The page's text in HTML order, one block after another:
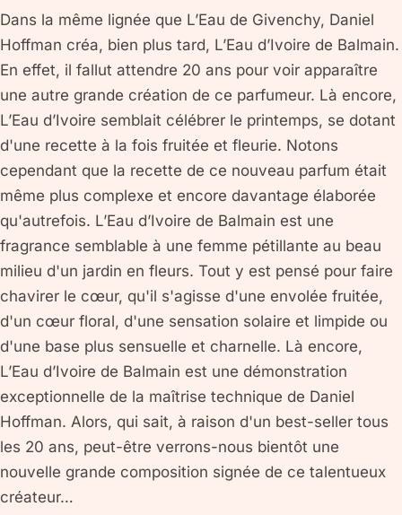
Dans la même lignée que L’Eau de Givenchy, Daniel
Hoffman créa, bien plus tard, L’Eau d’Ivoire de Balmain.
En effet, il fallut attendre 20 ans pour voir apparaître
une autre grande création de ce parfumeur. Là encore,
L’Eau d’Ivoire semblait célébrer le printemps, se dotant
d'une recette à la fois fruitée et fleurie. Notons
cependant que la recette de ce nouveau parfum était
même plus complexe et encore davantage élaborée
qu'autrefois. L’Eau d’Ivoire de Balmain est une
fragrance semblable à une femme pétillante au beau
milieu d'un jardin en fleurs. Tout y est pensé pour faire
chavirer le cœur, qu'il s'agisse d'une envolée fruitée,
d'un cœur floral, d'une sensation solaire et limpide ou
d'une base plus sensuelle et charnelle. Là encore,
L’Eau d’Ivoire de Balmain est une démonstration
exceptionnelle de la maîtrise technique de Daniel
Hoffman. Alors, qui sait, à raison d'un best-seller tous
les 20 ans, peut-être verrons-nous bientôt une
nouvelle grande composition signée de ce talentueux
créateur…